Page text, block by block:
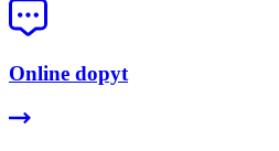
Online dopyt